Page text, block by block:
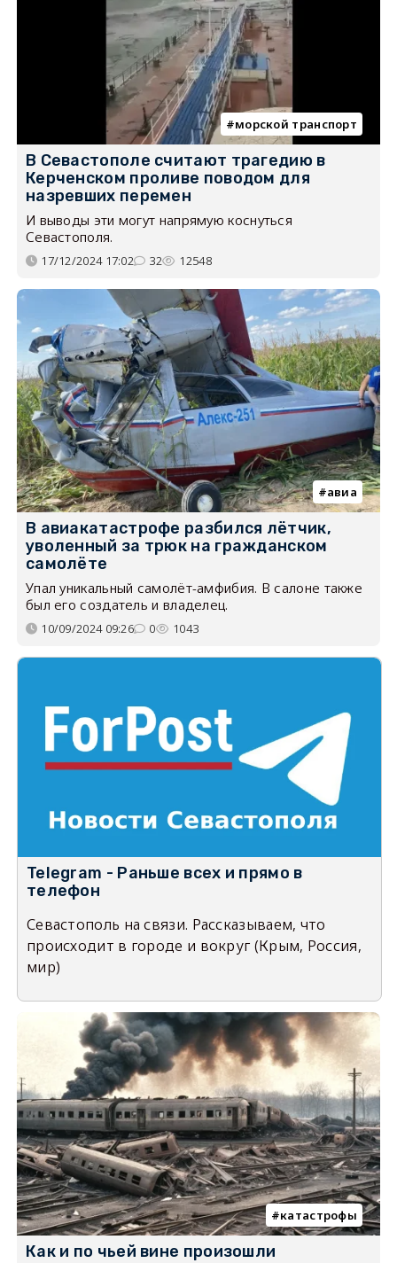
морской транспорт
В Севастополе считают трагедию в
Керченском проливе поводом для
назревших перемен
И выводы эти могут напрямую коснуться
Севастополя.
17/12/2024 17:02 32 12548
авиа
В авиакатастрофе разбился лётчик,
уволенный за трюк на гражданском
самолёте
Упал уникальный самолёт-амфибия. В салоне также
был его создатель и владелец.
10/09/2024 09:26 0 1043
Telegram - Раньше всех и прямо в
телефон
Севастополь на связи. Рассказываем, что
происходит в городе и вокруг (Крым, Россия,
мир)
катастрофы
Как и по чьей вине произошли